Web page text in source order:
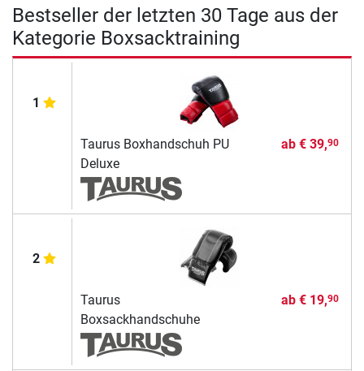
Bestseller der letzten 30 Tage aus der
Kategorie Boxsacktraining
1
Taurus Boxhandschuh PU
Deluxe
ab € 39,90
2
Taurus
Boxsackhandschuhe
ab € 19,90